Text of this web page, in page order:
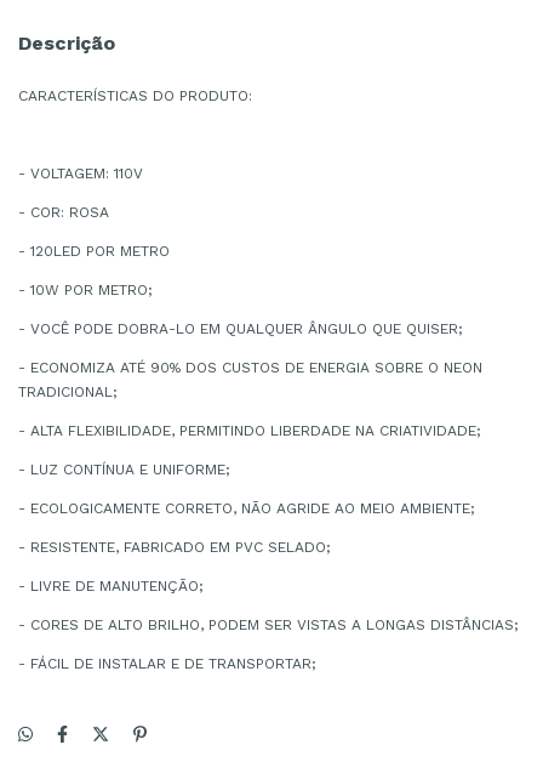
Descrição
CARACTERÍSTICAS DO PRODUTO:
- VOLTAGEM: 110V
- COR: ROSA
- 120LED POR METRO
- 10W POR METRO;
- VOCÊ PODE DOBRA-LO EM QUALQUER ÂNGULO QUE QUISER;
- ECONOMIZA ATÉ 90% DOS CUSTOS DE ENERGIA SOBRE O NEON
TRADICIONAL;
- ALTA FLEXIBILIDADE, PERMITINDO LIBERDADE NA CRIATIVIDADE;
- LUZ CONTÍNUA E UNIFORME;
- ECOLOGICAMENTE CORRETO, NÃO AGRIDE AO MEIO AMBIENTE;
- RESISTENTE, FABRICADO EM PVC SELADO;
- LIVRE DE MANUTENÇÃO;
- CORES DE ALTO BRILHO, PODEM SER VISTAS A LONGAS DISTÂNCIAS;
- FÁCIL DE INSTALAR E DE TRANSPORTAR;